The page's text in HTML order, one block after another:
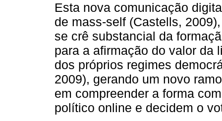
Esta nova comunicação
de mass-self (Castells,
se crê substancial da
para a afirmação do valor da
dos próprios regimes
2009), gerando um novo
em compreender a forma
político online e decidem o